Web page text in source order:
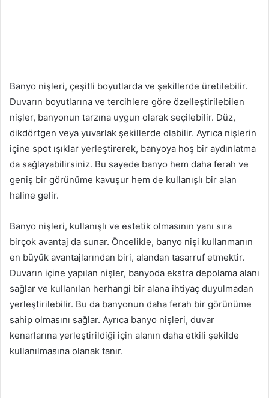
Banyo nişleri, çeşitli boyutlarda ve şekillerde üretilebilir.
Duvarın boyutlarına ve tercihlere göre özelleştirilebilen
nişler, banyonun tarzına uygun olarak seçilebilir. Düz,
dikdörtgen veya yuvarlak şekillerde olabilir. Ayrıca nişlerin
içine spot ışıklar yerleştirerek, banyoya hoş bir aydınlatma
da sağlayabilirsiniz. Bu sayede banyo hem daha ferah ve
geniş bir görünüme kavuşur hem de kullanışlı bir alan
haline gelir.
Banyo nişleri, kullanışlı ve estetik olmasının yanı sıra
birçok avantaj da sunar. Öncelikle, banyo nişi kullanmanın
en büyük avantajlarından biri, alandan tasarruf etmektir.
Duvarın içine yapılan nişler, banyoda ekstra depolama alanı
sağlar ve kullanılan herhangi bir alana ihtiyaç duyulmadan
yerleştirilebilir. Bu da banyonun daha ferah bir görünüme
sahip olmasını sağlar. Ayrıca banyo nişleri, duvar
kenarlarına yerleştirildiği için alanın daha etkili şekilde
kullanılmasına olanak tanır.